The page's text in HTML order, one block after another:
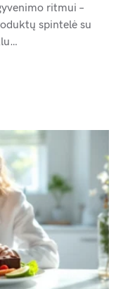
ritmui –
spintelė su